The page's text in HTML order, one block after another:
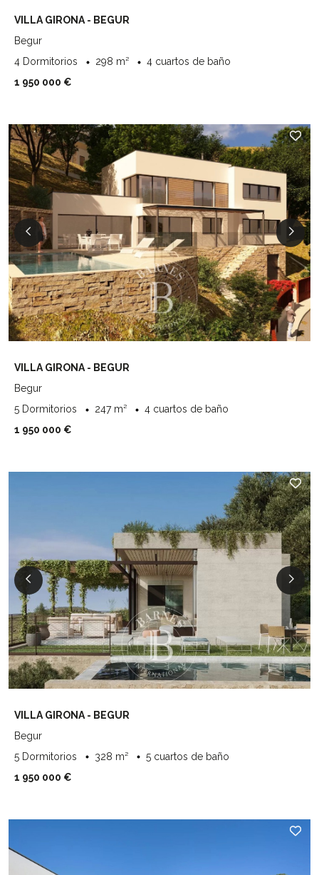
VILLA GIRONA - BEGUR
Begur
4 Dormitorios
298 m²
4 cuartos de baño
1 950 000 €
VILLA GIRONA - BEGUR
Begur
5 Dormitorios
247 m²
4 cuartos de baño
1 950 000 €
VILLA GIRONA - BEGUR
Begur
5 Dormitorios
328 m²
5 cuartos de baño
1 950 000 €